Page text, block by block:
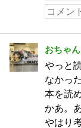
おちゃん
やっと
なかっ
本を読
かあ。
やはり